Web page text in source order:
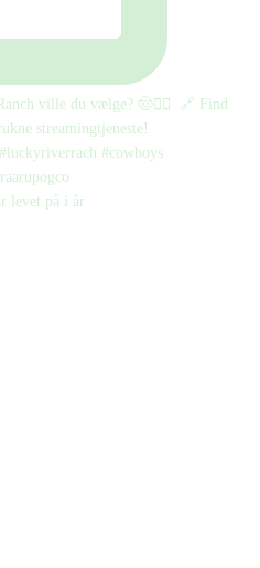
levet på i år